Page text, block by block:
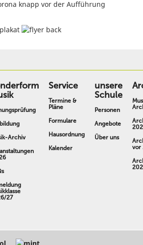
Archiv
27
Service
Termine &
Pläne
Formulare
Hausordnung
Kalender
unsere
Schule
Personen
Angebote
Über uns
vor